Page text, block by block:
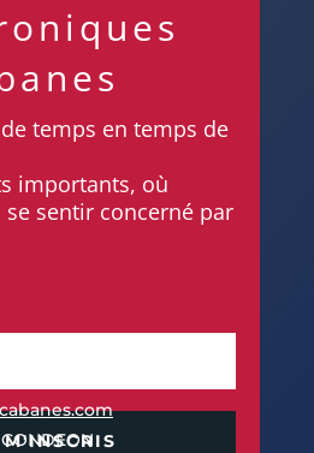
temps en temps de
importants, où
sentir concerné par